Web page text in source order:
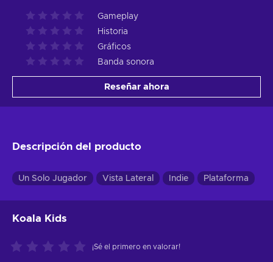
Gameplay
Historia
Gráficos
Banda sonora
Reseñar ahora
Descripción del producto
Un Solo Jugador Vista Lateral Indie Plataforma
Koala Kids
¡Sé el primero en valorar!